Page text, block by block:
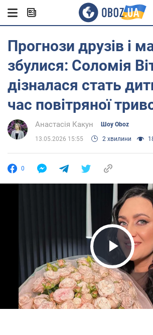
Прогнози друзів і
збулися: Соломія
дізналася стать
час повітряної
Анастасія Какун Шоу Oboz
13.05.2026 15:55 2 хвилини
0
Play